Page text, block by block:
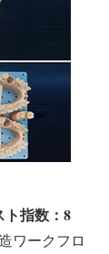
ト指数：8
ワークフロ